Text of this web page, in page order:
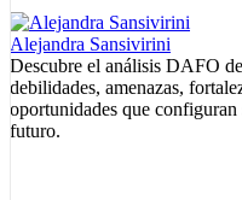
Alejandra Sansivirini
Descubre el análisis DAFO
debilidades, amenazas,
oportunidades que configuran
futuro.